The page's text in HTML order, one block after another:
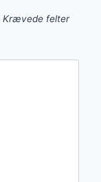
Krævede felter